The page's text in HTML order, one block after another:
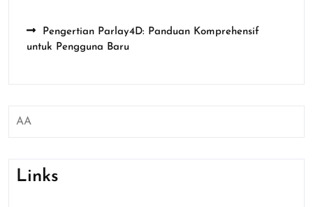
Pengertian Parlay4D: Panduan Komprehensif
untuk Pengguna Baru
AA
Links